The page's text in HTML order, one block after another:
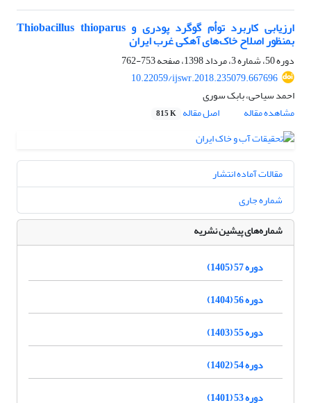
ارزیابی کاربرد توأم گوگرد پودری و Thiobacillus thioparus
بمنظور اصلاح خاک‌های آهکی غرب ایران
دوره 50، شماره 3، مرداد 1398، صفحه
753-762
10.22059/ijswr.2018.235079.667696
احمد سیاحی، بابک سوری
مشاهده مقاله
اصل مقاله 815 K
مقالات آماده انتشار
شماره جاری
شماره‌های پیشین نشریه
دوره 57 (1405)
دوره 56 (1404)
دوره 55 (1403)
دوره 54 (1402)
دوره 53 (1401)